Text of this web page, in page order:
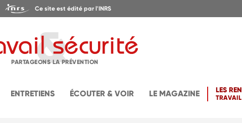
Ce site est édité par l'INRS
PARTAGEONS LA PRÉVENTION
ENTRETIENS ÉCOUTER & VOIR LE MAGAZINE LES